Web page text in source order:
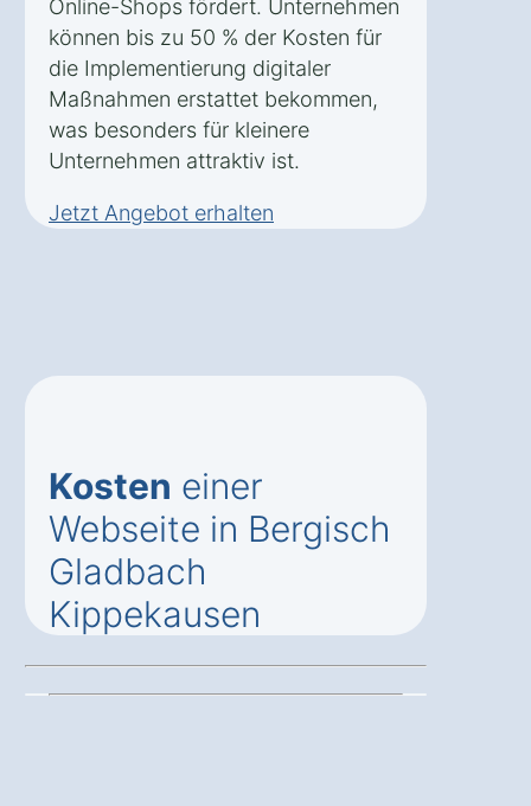
Online-Shops fördert. Unternehmen
können bis zu 50 % der Kosten für
die Implementierung digitaler
Maßnahmen erstattet bekommen,
was besonders für kleinere
Unternehmen attraktiv ist.
Jetzt Angebot erhalten
Kosten einer
Webseite in Bergisch
Gladbach
Kippekausen